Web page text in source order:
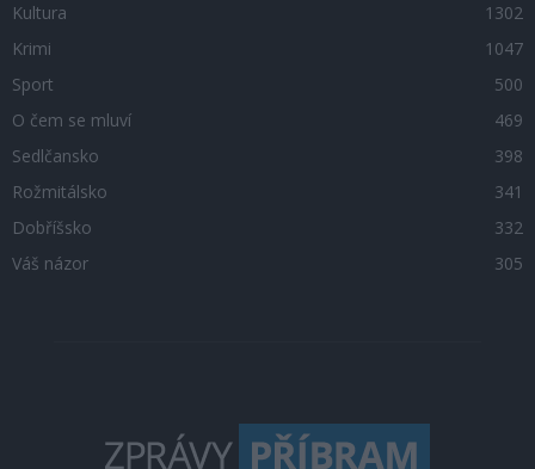
Kultura
1302
Krimi
1047
Sport
500
O čem se mluví
469
Sedlčansko
398
Rožmitálsko
341
Dobříšsko
332
Váš názor
305